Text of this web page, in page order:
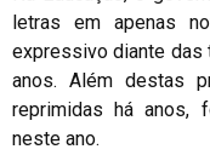
letras em apenas
expressivo diante
anos. Além destas
reprimidas há anos,
neste ano.